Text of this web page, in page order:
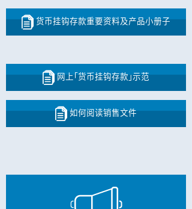
货币挂钩存款重要资料及产品小册子
网上｢货币挂钩存款｣示范
如何阅读销售文件